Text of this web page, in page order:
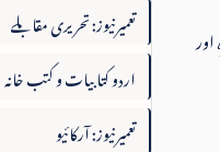
تعمیرنیوز: تحریری مقابلے
اردو کتابیات و کتب خانہ
تعمیرنیوز: آرکائیو